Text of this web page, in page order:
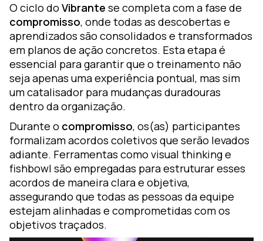
O ciclo do Vibrante se completa com a fase de
compromisso, onde todas as descobertas e
aprendizados são consolidados e transformados
em planos de ação concretos. Esta etapa é
essencial para garantir que o treinamento não
seja apenas uma experiência pontual, mas sim
um catalisador para mudanças duradouras
dentro da organização.
Durante o compromisso, os(as) participantes
formalizam acordos coletivos que serão levados
adiante. Ferramentas como visual thinking e
fishbowl são empregadas para estruturar esses
acordos de maneira clara e objetiva,
assegurando que todas as pessoas da equipe
estejam alinhadas e comprometidas com os
objetivos traçados.